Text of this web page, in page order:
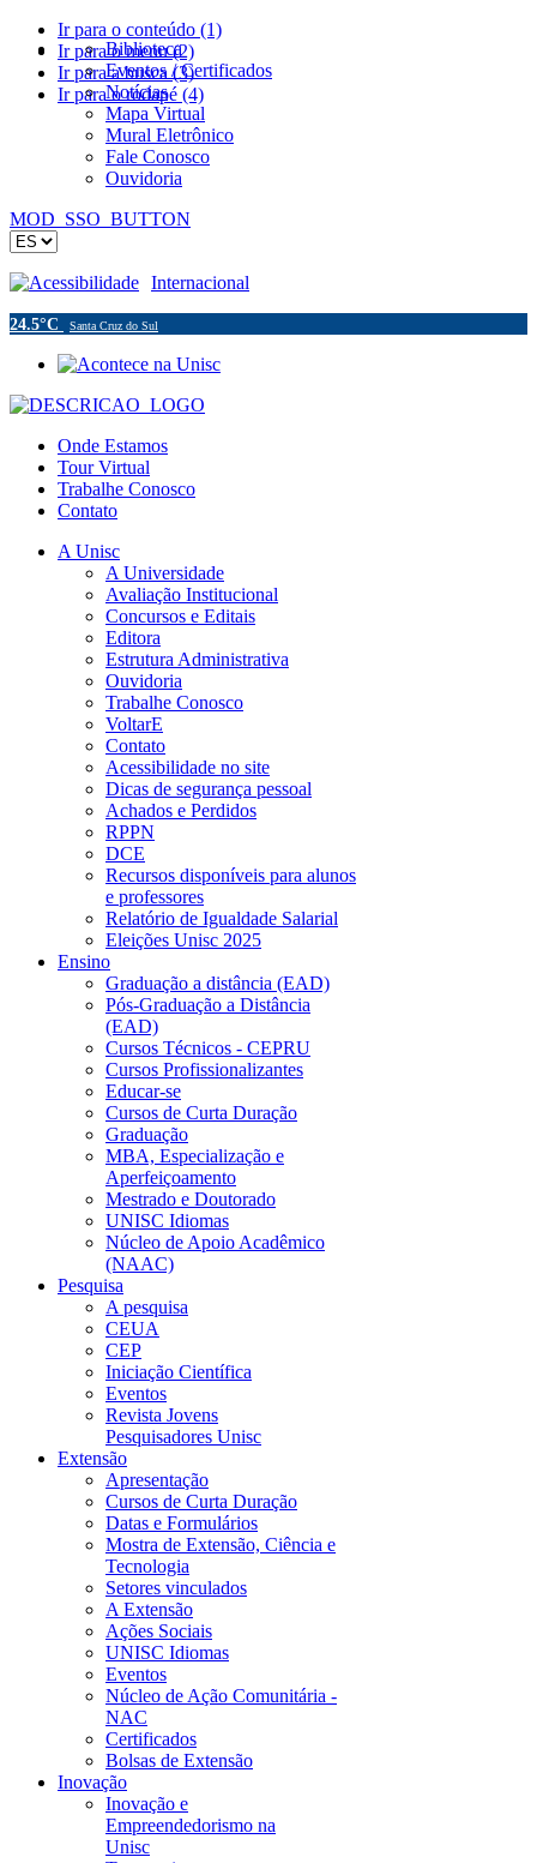
Ir para o conteúdo (1)
Ir para o menu (2)
Ir para a busca (3)
Ir para o rodapé (4)
Biblioteca
Eventos / Certificados
Notícias
Mapa Virtual
Mural Eletrônico
Fale Conosco
Ouvidoria
MOD_SSO_BUTTON
Acessibilidade Internacional
24.5°C Santa Cruz do Sul
Onde Estamos
Tour Virtual
Trabalhe Conosco
Contato
A Unisc
A Universidade
Avaliação Institucional
Concursos e Editais
Editora
Estrutura Administrativa
Ouvidoria
Trabalhe Conosco
VoltarE
Contato
Acessibilidade no site
Dicas de segurança pessoal
Achados e Perdidos
RPPN
DCE
Recursos disponíveis para alunos
e professores
Relatório de Igualdade Salarial
Eleições Unisc 2025
Ensino
Graduação a distância (EAD)
Pós-Graduação a Distância
(EAD)
Cursos Técnicos - CEPRU
Cursos Profissionalizantes
Educar-se
Cursos de Curta Duração
Graduação
MBA, Especialização e
Aperfeiçoamento
Mestrado e Doutorado
UNISC Idiomas
Núcleo de Apoio Acadêmico
(NAAC)
Pesquisa
A pesquisa
CEUA
CEP
Iniciação Científica
Eventos
Revista Jovens
Pesquisadores Unisc
Extensão
Apresentação
Cursos de Curta Duração
Datas e Formulários
Mostra de Extensão, Ciência e
Tecnologia
Setores vinculados
A Extensão
Ações Sociais
UNISC Idiomas
Eventos
Núcleo de Ação Comunitária -
NAC
Certificados
Bolsas de Extensão
Inovação
Inovação e
Empreendedorismo na
Unisc